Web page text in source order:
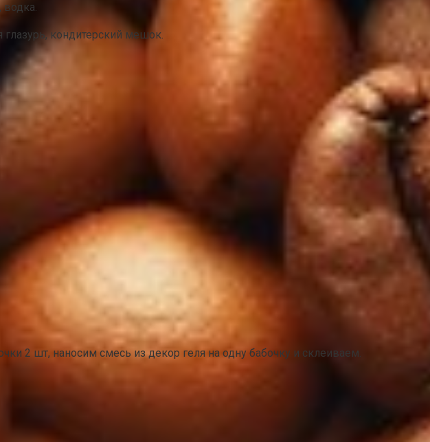
водка.
глазурь, кондитерский мешок.
2 шт, наносим смесь из декор геля на одну бабочку и склеиваем.